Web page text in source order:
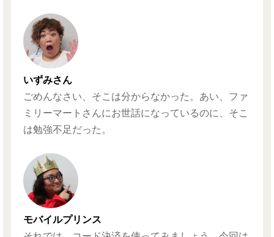
いずみさん
ごめんなさい、そこは分からなかった。あい、ファ
ミリーマートさんにお世話になっているのに、そこ
は勉強不足だった。
モバイルプリンス